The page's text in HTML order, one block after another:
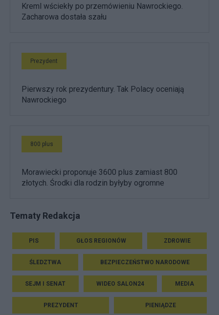
Kreml wściekły po przemówieniu Nawrockiego.
Zacharowa dostała szału
Prezydent
Pierwszy rok prezydentury. Tak Polacy oceniają
Nawrockiego
800 plus
Morawiecki proponuje 3600 plus zamiast 800
złotych. Środki dla rodzin byłyby ogromne
Tematy Redakcja
PIS GŁOS REGIONÓW ZDROWIE
ŚLEDZTWA BEZPIECZEŃSTWO NARODOWE
SEJM I SENAT WIDEO SALON24 MEDIA
PREZYDENT PIENIĄDZE